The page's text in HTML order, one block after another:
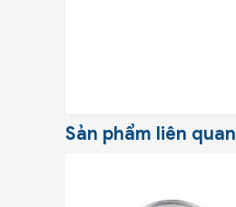
Sản phẩm liên quan